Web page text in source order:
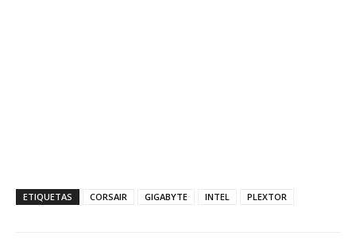
ETIQUETAS CORSAIR GIGABYTE INTEL PLEXTOR